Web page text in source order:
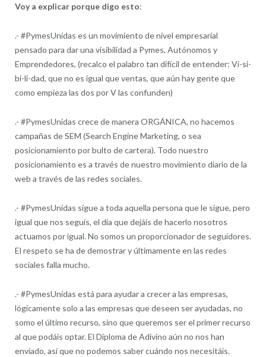
Voy a explicar porque digo esto:
.- #PymesUnidas es un movimiento de nivel empresarial
pensado para dar una visibilidad a Pymes, Autónomos y
Emprendedores, (recalco el palabro tan difícil de entender: Vi-si-
bi-li-dad, que no es igual que ventas, que aún hay gente que
como empieza las dos por V las confunden)
.- #PymesUnidas crece de manera ORGÁNICA, no hacemos
campañas de SEM (Search Engine Marketing, o sea
posicionamiento por bulto de cartera). Todo nuestro
posicionamiento es a través de nuestro movimiento diario de la
web a través de las redes sociales.
.- #PymesUnidas sigue a toda aquella persona que le sigue, pero
igual que nos seguís, el día que dejáis de hacerlo nosotros
actuamos por igual. No somos un proporcionador de seguidores.
El respeto se ha de demostrar y últimamente en las redes
sociales falla mucho.
.- #PymesUnidas está para ayudar a crecer a las empresas,
lógicamente solo a las empresas que deseen ser ayudadas, no
somo el último recurso, sino que queremos ser el primer recurso
al que podáis optar. El Diploma de Adivino aún no nos han
enviado, así que no podemos saber cuándo nos necesitáis.